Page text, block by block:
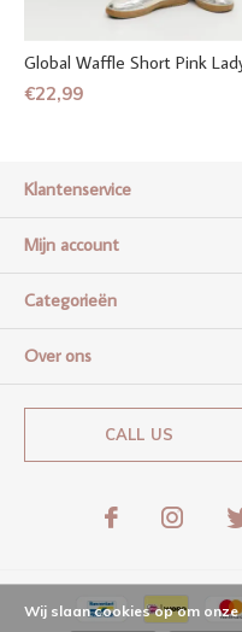
Global Waffle Short Pink
€22,99
Klantenservice
Mijn account
Categorieën
Over ons
CALL US
Wij slaan cookies op om